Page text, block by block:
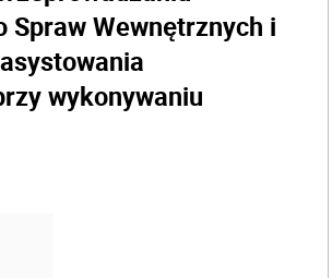
Wewnętrznych i
wykonywaniu